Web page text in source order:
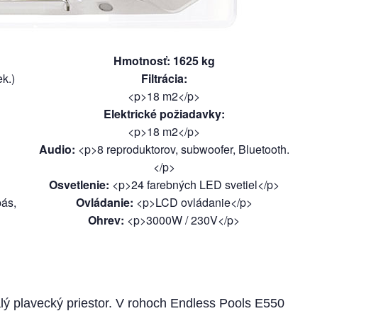
Hmotnosť: 1625kg
Filtrácia:
<p>18 m2</p>
Elektrické požiadavky:
<p>18 m2</p>
Audio: <p>8 reproduktorov, subwoofer, Bluetooth.
</p>
Osvetlenie: <p>24 farebných LED svetiel</p>
Ovládanie: <p>LCD ovládanie</p>
Ohrev: <p>3000W / 230V</p>
plavecký priestor. V rohoch Endless Pools E550